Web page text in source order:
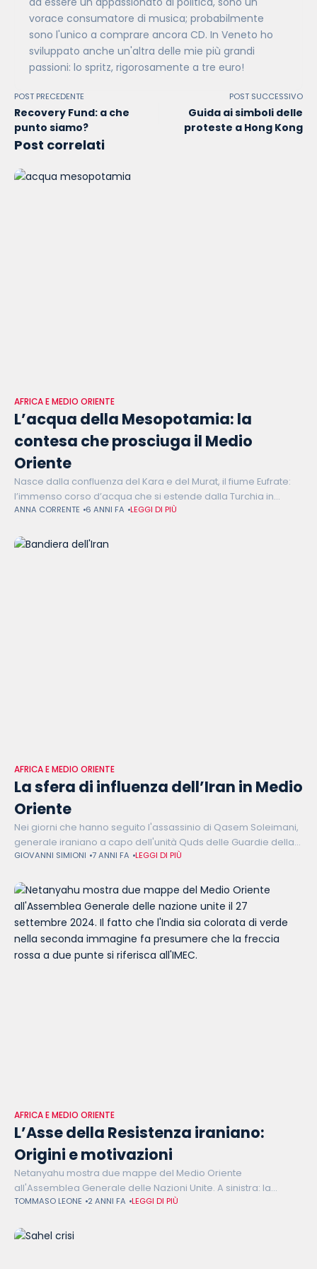
vorace consumatore di musica; probabilmente
sono l'unico a comprare ancora CD. In Veneto ho
sviluppato anche un'altra delle mie più grandi
passioni: lo spritz, rigorosamente a tre euro!
POST PRECEDENTE
Recovery Fund: a che
punto siamo?
POST SUCCESSIVO
Guida ai simboli delle
proteste a Hong Kong
Post correlati
AFRICA E MEDIO ORIENTE
L’acqua della Mesopotamia: la
contesa che prosciuga il Medio
Oriente
Nasce dalla confluenza del Kara e del Murat, il fiume Eufrate:
l’immenso corso d’acqua che si estende dalla Turchia in
direzione sud verso lo Shatt al-Arab, fiume dell’Iraq
ANNA CORRENTE 6 ANNI FA LEGGI DI PIÙ
AFRICA E MEDIO ORIENTE
La sfera di influenza dell’Iran in Medio
Oriente
Nei giorni che hanno seguito l'assassinio di Qasem Soleimani,
generale iraniano a capo dell'unità Quds delle Guardie della
Rivoluzione, si è parlato molto del suo ruolo nel plasmare la
GIOVANNI SIMIONI 7 ANNI FA LEGGI DI PIÙ
AFRICA E MEDIO ORIENTE
L’Asse della Resistenza iraniano:
Origini e motivazioni
Netanyahu mostra due mappe del Medio Oriente
all'Assemblea Generale delle Nazioni Unite. A sinistra: la
"maledizione" dell'Asse della Resistenza iraniano. A destra: la
TOMMASO LEONE 2 ANNI FA LEGGI DI PIÙ